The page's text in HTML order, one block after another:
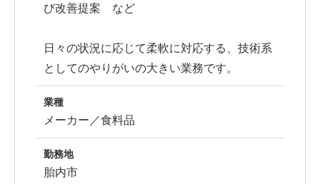
び改善提案 など
日々の状況に応じて柔軟に対応する、技術系
としてのやりがいの大きい業務です。
業種
メーカー／食料品
勤務地
胎内市